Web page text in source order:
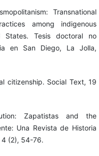
Transnational
among indigenous
States. Tesis doctoral no
en San Diego, La Jolla,
citizenship. Social Text, 19
Zapatistas and the
Una Revista de Historia
4 (2), 54-76.